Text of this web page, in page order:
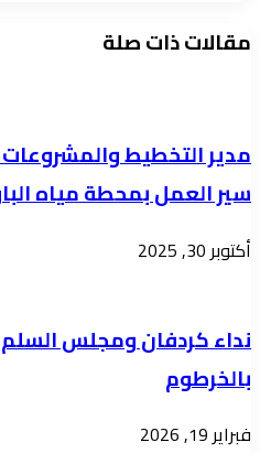
النفقة
الخاصة
الحكومية
والأهلية
والأجنبية
للعام
الدراسي
نهر
المواد
كيميائيه
والنحاس
والسلع
في
5
مقالات ذات صلة
مدير التخطيط والمشروعات
سير العمل بمحطة مياه
أكتوبر 30, 2025
نداء كردفان ومجلس
بالخرطوم
فبراير 19, 2026